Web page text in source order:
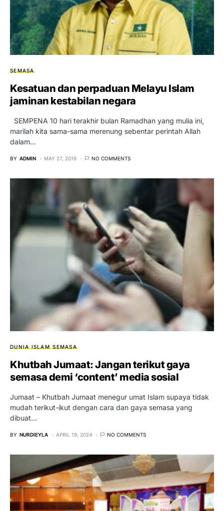
SEMASA
Kesatuan dan perpaduan Melayu Islam
jaminan kestabilan negara
SEMPENA 10 hari terakhir bulan Ramadhan yang mulia ini,
marilah kita sama-sama merenung sebentar perintah Allah
dalam…
BY ADMIN MAY 27, 2019 NO COMMENTS
DUNIA ISLAM SEMASA
Khutbah Jumaat: Jangan terikut gaya
semasa demi ‘content’ media sosial
Jumaat – Khutbah Jumaat menegur umat Islam supaya tidak
mudah terikut-ikut dengan cara dan gaya semasa yang
dibuat…
BY NURDIEYLA APRIL 19, 2024 NO COMMENTS